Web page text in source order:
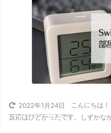
2022年1月24日
こんにちは
反応はひどかったです。しずかな